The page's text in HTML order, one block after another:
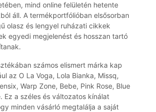
mind online felületén hetente
áll. A termékportfólióban elsősorban
olasz és lengyel ruházati cikkek
egyedi megjelenést és hosszan tartó
számos elismert márka kap
az O La Voga, Lola Bianka, Missq,
Warp Zone, Bebe, Pink Rose, Blue
Ez a széles és változatos kínálat
minden vásárló megtalálja a saját